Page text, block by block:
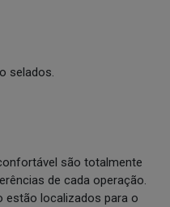
selados.
são totalmente
de cada operação.
estão localizados para o